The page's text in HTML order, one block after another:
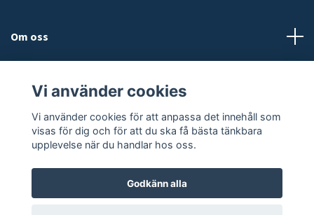
Om oss
Läs mer
Vi använder cookies
Vi använder cookies för att anpassa det innehåll som
visas för dig och för att du ska få bästa tänkbara
upplevelse när du handlar hos oss.
Godkänn alla